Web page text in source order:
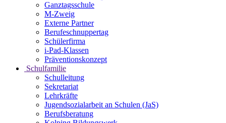
Ganztagsschule
M-Zweig
Externe Partner
Berufeschnuppertag
Schülerfirma
i-Pad-Klassen
Präventionskonzept
Schulfamilie
Schulleitung
Sekretariat
Lehrkräfte
Jugendsozialarbeit an Schulen (JaS)
Berufsberatung